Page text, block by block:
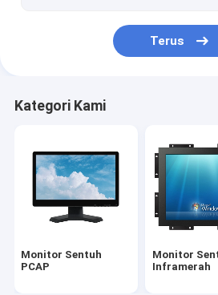
Foil Sentuh PCAP
Panel LCD TFT
Layar Sentuh Gelombang Akustik
Layar Sentuh Resistif
Monitor Layar Sentuh Melengkung
Terus
Kategori Kami
Monitor Sentuh
PCAP
Monitor
Inframerah